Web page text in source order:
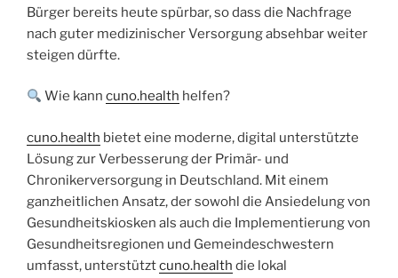
Bürger bereits heute spürbar, so dass die Nachfrage
nach guter medizinischer Versorgung absehbar weiter
steigen dürfte.
Wie kanncuno.health helfen?
cuno.health bietet eine moderne, digital unterstützte
Lösung zur Verbesserung der Primär- und
Chronikerversorgung in Deutschland. Mit einem
ganzheitlichen Ansatz, der sowohl die Ansiedelung von
Gesundheitskiosken als auch die Implementierung von
Gesundheitsregionen und Gemeindeschwestern
umfasst, unterstütztcuno.health die lokal